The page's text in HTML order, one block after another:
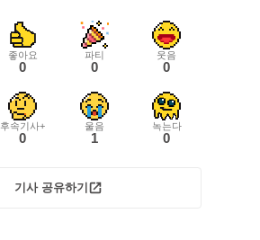
좋아요
0
파티
0
웃음
0
후속기사+
0
울음
1
녹는다
0
기사 공유하기